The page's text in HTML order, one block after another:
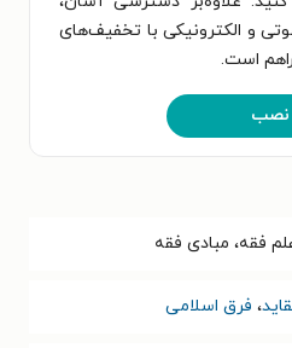
و الکترونیکی با تخفیف‌های
است.
نصب
فقه، مبادی فقه
، فرق اسلامی